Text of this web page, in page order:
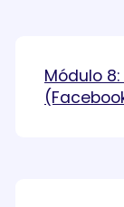
Módulo